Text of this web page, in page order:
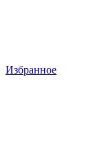
Избранное